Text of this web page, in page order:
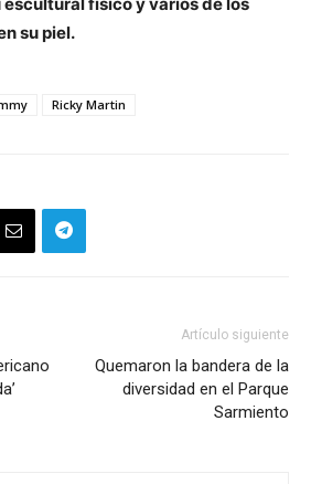
su piel.
Ricky Martin
Artículo siguiente
Quemaron la bandera de la
diversidad en el Parque
Sarmiento